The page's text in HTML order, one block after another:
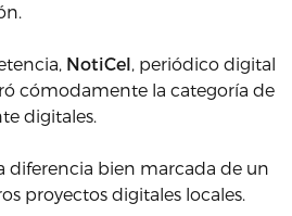
NotiCel, periódico digital
cómodamente la categoría de
digitales.
diferencia bien marcada de un
proyectos digitales locales.